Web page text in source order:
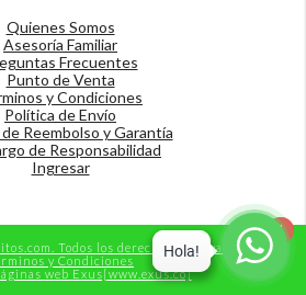
Quienes Somos
Asesoría Familiar
Frecuentes
Punto de Venta
y Condiciones
​Política de Envío
Reembolso y Garantía
de Responsabilidad​
Ingresar
Todos los derechos reservados
y Condiciones
web Exus[www.exus.co]
1
1